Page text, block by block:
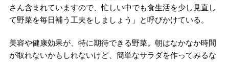
さん含まれていますので、忙しい中でも食生活を少し見直し
て野菜を毎日補う工夫をしましょう」と呼びかけている。
美容や健康効果が、特に期待できる野菜。朝はなかなか時間
が取れないかもしれないけど、簡単なサラダを作ってみるな